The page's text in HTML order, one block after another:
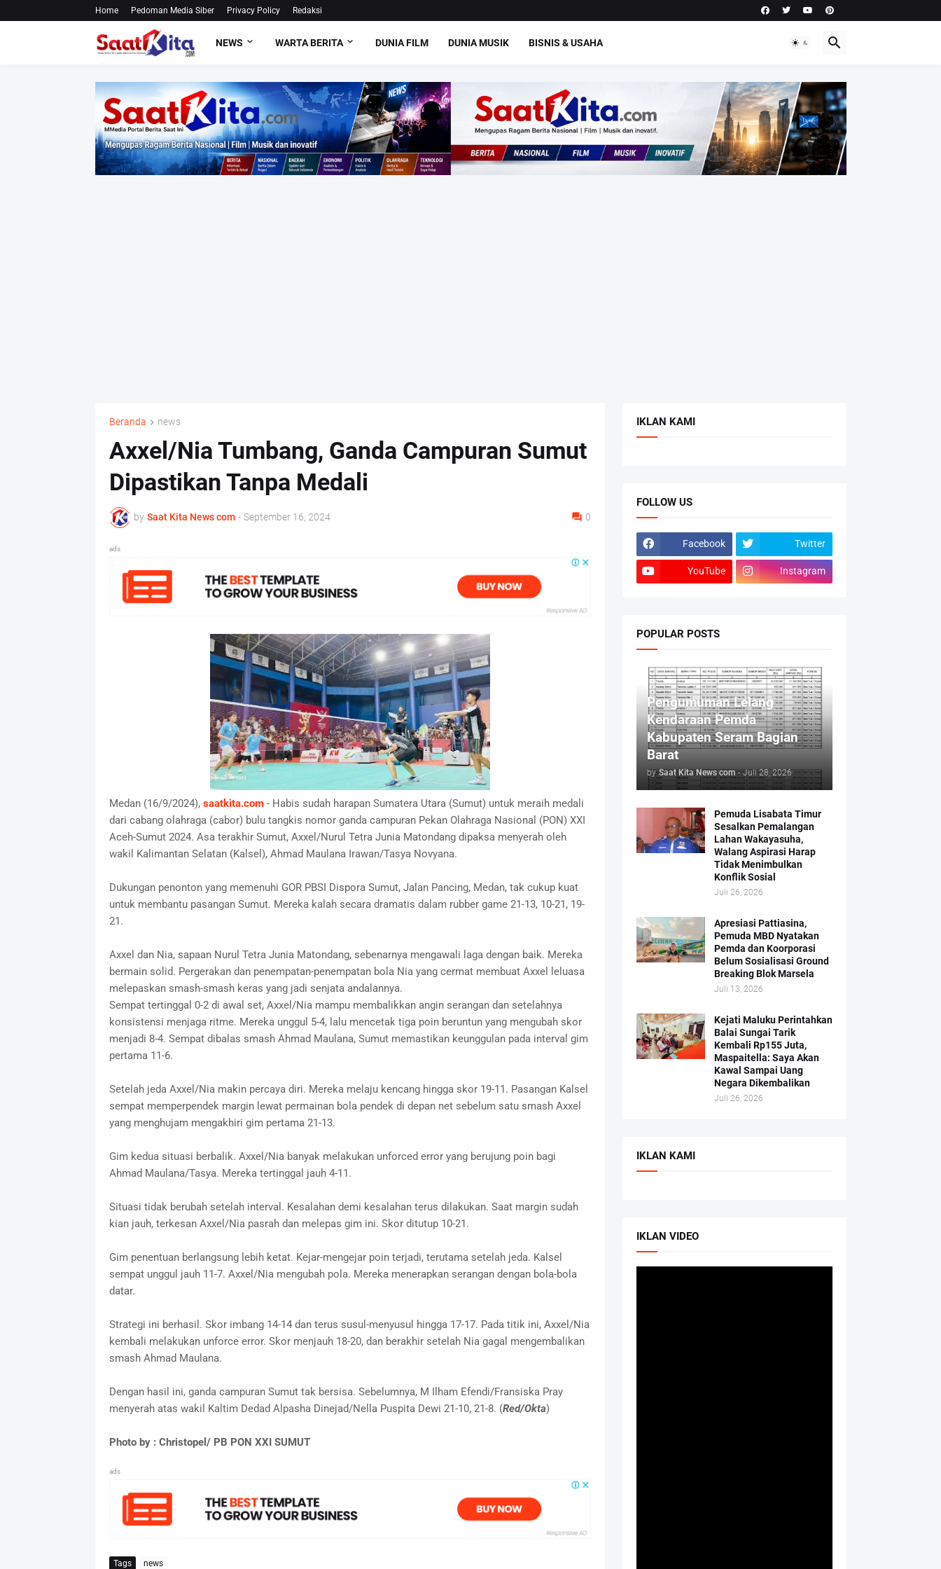
Home Pedoman Media Siber Privacy Policy Redaksi
NEWS WARTA BERITA DUNIA FILM DUNIA MUSIK BISNIS & USAHA
Beranda news
Axxel/Nia Tumbang, Ganda Campuran Sumut
Dipastikan Tanpa Medali
by Saat Kita News com - September 16, 2024 0
ads
Medan (16/9/2024), saatkita.com- Habis sudah harapan Sumatera Utara (Sumut) untuk meraih medali
dari cabang olahraga (cabor) bulu tangkis nomor ganda campuran Pekan Olahraga Nasional (PON) XXI
Aceh-Sumut 2024. Asa terakhir Sumut, Axxel/Nurul Tetra Junia Matondang dipaksa menyerah oleh
wakil Kalimantan Selatan (Kalsel), Ahmad Maulana Irawan/Tasya Novyana.
Dukungan penonton yang memenuhi GOR PBSI Dispora Sumut, Jalan Pancing, Medan, tak cukup kuat
untuk membantu pasangan Sumut. Mereka kalah secara dramatis dalam rubber game 21-13, 10-21, 19-
21.
Axxel dan Nia, sapaan Nurul Tetra Junia Matondang, sebenarnya mengawali laga dengan baik. Mereka
bermain solid. Pergerakan dan penempatan-penempatan bola Nia yang cermat membuat Axxel leluasa
melepaskan smash-smash keras yang jadi senjata andalannya.
Sempat tertinggal 0-2 di awal set, Axxel/Nia mampu membalikkan angin serangan dan setelahnya
konsistensi menjaga ritme. Mereka unggul 5-4, lalu mencetak tiga poin beruntun yang mengubah skor
menjadi 8-4. Sempat dibalas smash Ahmad Maulana, Sumut memastikan keunggulan pada interval gim
pertama 11-6.
Setelah jeda Axxel/Nia makin percaya diri. Mereka melaju kencang hingga skor 19-11. Pasangan Kalsel
sempat memperpendek margin lewat permainan bola pendek di depan net sebelum satu smash Axxel
yang menghujam mengakhiri gim pertama 21-13.
Gim kedua situasi berbalik. Axxel/Nia banyak melakukan unforced error yang berujung poin bagi
Ahmad Maulana/Tasya. Mereka tertinggal jauh 4-11.
Situasi tidak berubah setelah interval. Kesalahan demi kesalahan terus dilakukan. Saat margin sudah
kian jauh, terkesan Axxel/Nia pasrah dan melepas gim ini. Skor ditutup 10-21.
Gim penentuan berlangsung lebih ketat. Kejar-mengejar poin terjadi, terutama setelah jeda. Kalsel
sempat unggul jauh 11-7. Axxel/Nia mengubah pola. Mereka menerapkan serangan dengan bola-bola
datar.
Strategi ini berhasil. Skor imbang 14-14 dan terus susul-menyusul hingga 17-17. Pada titik ini, Axxel/Nia
kembali melakukan unforce error. Skor menjauh 18-20, dan berakhir setelah Nia gagal mengembalikan
smash Ahmad Maulana.
Dengan hasil ini, ganda campuran Sumut tak bersisa. Sebelumnya, M Ilham Efendi/Fransiska Pray
menyerah atas wakil Kaltim Dedad Alpasha Dinejad/Nella Puspita Dewi 21-10, 21-8. (Red/Okta)
Photo by : Christopel/ PB PON XXI SUMUT
ads
Tags news
IKLAN KAMI
FOLLOW US
Facebook Twitter
YouTube Instagram
POPULAR POSTS
Pengumuman Lelang
Kendaraan Pemda
Kabupaten Seram Bagian
Barat
by Saat Kita News com - Juli 28, 2026
Pemuda Lisabata Timur
Sesalkan Pemalangan
Lahan Wakayasuha,
Walang Aspirasi Harap
Tidak Menimbulkan
Konflik Sosial
Juli 26, 2026
Apresiasi Pattiasina,
Pemuda MBD Nyatakan
Pemda dan Koorporasi
Belum Sosialisasi Ground
Breaking Blok Marsela
Juli 13, 2026
Kejati Maluku Perintahkan
Balai Sungai Tarik
Kembali Rp155 Juta,
Maspaitella: Saya Akan
Kawal Sampai Uang
Negara Dikembalikan
Juli 26, 2026
IKLAN KAMI
IKLAN VIDEO